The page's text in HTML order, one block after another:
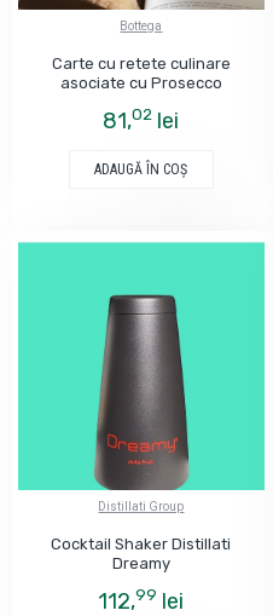
Bottega
Carte cu retete culinare
asociate cu Prosecco
81,02 lei
ADAUGĂ ÎN COŞ
Distillati Group
Cocktail Shaker Distillati
Dreamy
112,99 lei